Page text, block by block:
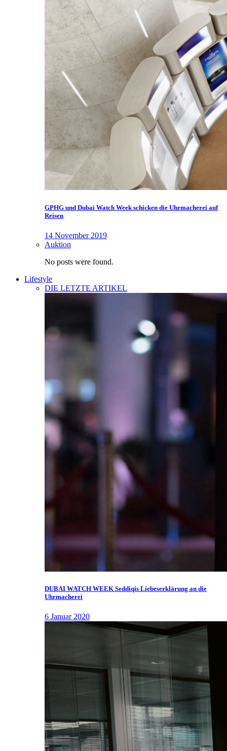
GPHG und Dubai Watch Week schicken die Uhrmacherei auf
Reisen
14 November 2019
Auktion
No posts were found.
Lifestyle
DIE LETZTE ARTIKEL
DUBAI WATCH WEEK Seddiqis Liebeserklärung an die
Uhrmacherei
6 Januar 2020